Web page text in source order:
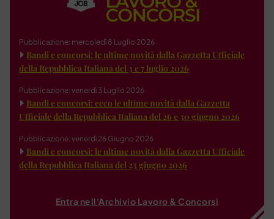
Pubblicazione: mercoledì 8 Luglio 2026
Bandi e concorsi: le ultime novità dalla Gazzetta Ufficiale
della Repubblica Italiana del 3 e 7 luglio 2026
Pubblicazione: venerdì 3 Luglio 2026
Bandi e concorsi: ecco le ultime novità dalla Gazzetta
Ufficiale della Repubblica Italiana del 26 e 30 giugno 2026
Pubblicazione: venerdì 26 Giugno 2026
Bandi e concorsi: le ultime novità dalla Gazzetta Ufficiale
della Repubblica Italiana del 23 giugno 2026
Entra nell'Archivio Lavoro & Concorsi